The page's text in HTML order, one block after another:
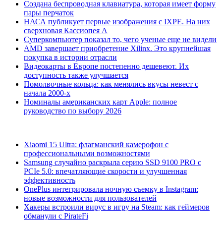
Создана беспроводная клавиатура, которая имеет форму
пары перчаток
НАСА публикует первые изображения с IXPE. На них
сверхновая Кассиопея А
Суперкомпьютер показал то, чего ученые еще не видели
AMD завершает приобретение Xilinx. Это крупнейшая
покупка в истории отрасли
Видеокарты в Европе постепенно дешевеют. Их
доступность также улучшается
Помолвочные кольца: как менялись вкусы невест с
начала 2000-х
Номиналы американских карт Apple: полное
руководство по выбору 2026
Xiaomi 15 Ultra: флагманский камерофон с
профессиональными возможностями
Samsung случайно раскрыла серию SSD 9100 PRO с
PCIe 5.0: впечатляющие скорости и улучшенная
эффективность
OnePlus интегрировала ночную съемку в Instagram:
новые возможности для пользователей
Хакеры встроили вирус в игру на Steam: как геймеров
обманули с PirateFi